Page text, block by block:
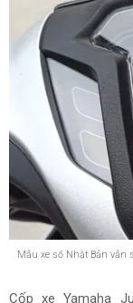
Mẫu xe số Nhật Bản
Cốp xe Yamaha